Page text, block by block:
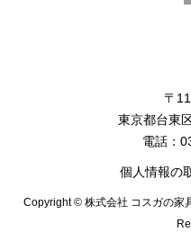
〒
東京都台東
電話：
個人情報の
Copyright © 株式会社 コスガの